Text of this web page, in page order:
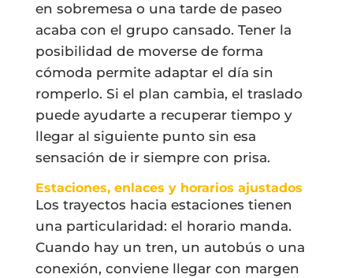
en sobremesa o una tarde de paseo
acaba con el grupo cansado. Tener la
posibilidad de moverse de forma
cómoda permite adaptar el día sin
romperlo. Si el plan cambia, el traslado
puede ayudarte a recuperar tiempo y
llegar al siguiente punto sin esa
sensación de ir siempre con prisa.
Estaciones, enlaces y horarios ajustados
Los trayectos hacia estaciones tienen
una particularidad: el horario manda.
Cuando hay un tren, un autobús o una
conexión, conviene llegar con margen